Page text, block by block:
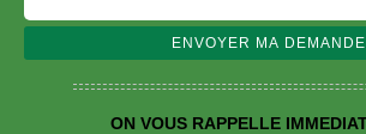
ON VOUS RAPPELLE